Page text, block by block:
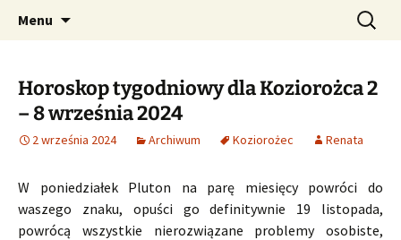
CzaroMarowy horoskop
dzienny, miesięczny i
tygodniowy
Profesjonalne przepowiednie astrologiczne
Menu Szukaj:
Horoskop tygodniowy dla Koziorożca 2
– 8 września 2024
2 września 2024 Archiwum Koziorożec Renata
W poniedziałek Pluton na parę miesięcy powróci do
waszego znaku, opuści go definitywnie 19 listopada,
powrócą wszystkie nierozwiązane problemy osobiste,